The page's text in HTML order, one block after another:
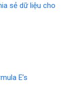
sẻ dữ liệu cho
E’s